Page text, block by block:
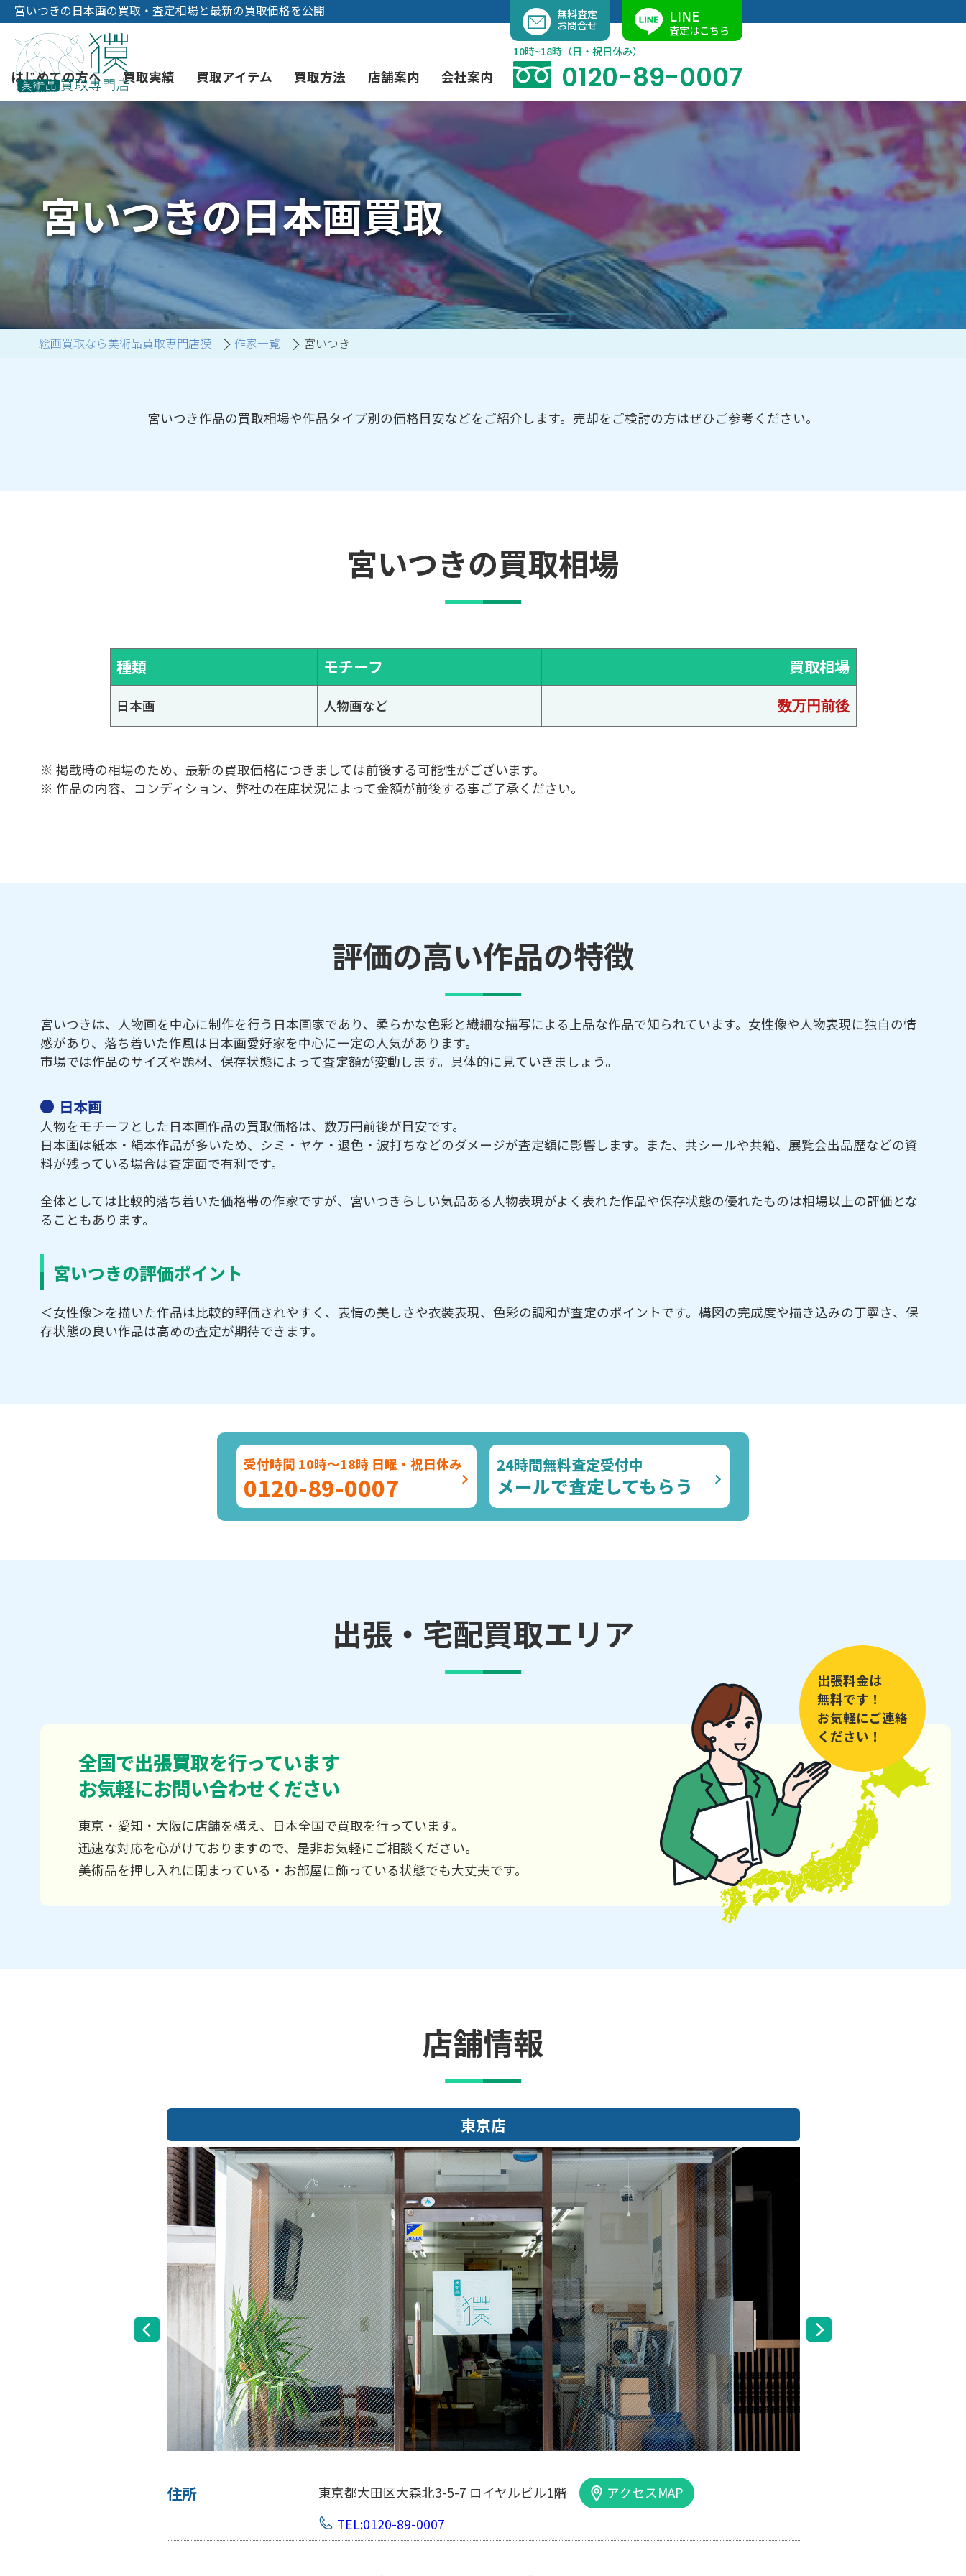
容
キ
ッ
プ
宮いつきの日本画の買取・査定相場と最新の買取価格を公開
はじめての方へ
初めての美術品売却 よくあるご質問
YOUTUBE instagram Facebook
買取実績 買取アイテム
絵画買取 現代アート買取
骨董品買取 茶道具買取 陶磁器・陶器買取
西洋アンティーク買取 彫刻・ブロンズ買取 美術品・古美術品買取
中国骨董品買取 工芸品買取 ジュエリー・ウォッチ買取
買取方法
3つの買取方法 出張買取（無料）
宅配・郵送買取 業者間オークション出品代行 催事買取
時価評価サービス
店舗案内
東京店 大阪店
会社案内
会社概要 当社の特徴
消費者志向自主宣言
無料査定
お問合せ
LINE
査定はこちら
10時~18時（日・祝日休み）
0120-89-0007
宮いつきの日本画買取
絵画買取なら美術品買取専門店獏 作家一覧 宮いつき
宮いつき作品の買取相場や作品タイプ別の価格目安などをご紹介します。売却をご検討の方はぜひご参考ください。
宮いつきの買取相場
種類 モチーフ 買取相場
日本画 人物画など 数万円前後
※ 掲載時の相場のため、最新の買取価格につきましては前後する可能性がございます。
※ 作品の内容、コンディション、弊社の在庫状況によって金額が前後する事ご了承ください。
評価の高い作品の特徴
宮いつきは、人物画を中心に制作を行う日本画家であり、柔らかな色彩と繊細な描写による上品な作品で知られています。女性像や人物表現に独自の情
感があり、落ち着いた作風は日本画愛好家を中心に一定の人気があります。
市場では作品のサイズや題材、保存状態によって査定額が変動します。具体的に見ていきましょう。
日本画
人物をモチーフとした日本画作品の買取価格は、数万円前後が目安です。
日本画は紙本・絹本作品が多いため、シミ・ヤケ・退色・波打ちなどのダメージが査定額に影響します。また、共シールや共箱、展覧会出品歴などの資
料が残っている場合は査定面で有利です。
全体としては比較的落ち着いた価格帯の作家ですが、宮いつきらしい気品ある人物表現がよく表れた作品や保存状態の優れたものは相場以上の評価とな
ることもあります。
宮いつきの評価ポイント
＜女性像＞を描いた作品は比較的評価されやすく、表情の美しさや衣装表現、色彩の調和が査定のポイントです。構図の完成度や描き込みの丁寧さ、保
存状態の良い作品は高めの査定が期待できます。
受付時間 10時～18時 日曜・祝日休み
0120-89-0007
24時間無料査定受付中
メールで査定してもらう
出張・宅配買取エリア
全国で出張買取を行っています
お気軽にお問い合わせください
東京・愛知・大阪に店舗を構え、日本全国で買取を行っています。
迅速な対応を心がけておりますので、是非お気軽にご相談ください。
美術品を押し入れに閉まっている・お部屋に飾っている状態でも大丈夫です。
出張料金は
無料です！
お気軽にご連絡
ください！
店舗情報
東京店
住所 東京都大田区大森北3-5-7 ロイヤルビル1階
アクセスMAP
TEL:0120-89-0007